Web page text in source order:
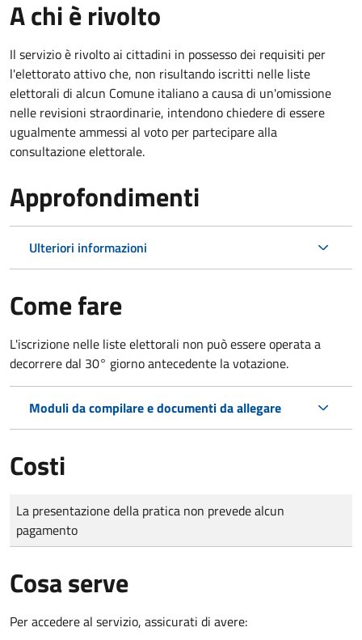
A chi è rivolto
Il servizio è rivolto ai cittadini in possesso dei requisiti per
l'elettorato attivo che, non risultando iscritti nelle liste
elettorali di alcun Comune italiano a causa di un'omissione
nelle revisioni straordinarie, intendono chiedere di essere
ugualmente ammessi al voto per partecipare alla
consultazione elettorale.
Approfondimenti
Ulteriori informazioni
Come fare
L'iscrizione nelle liste elettorali non può essere operata a
decorrere dal 30° giorno antecedente la votazione.
Moduli da compilare e documenti da allegare
Costi
Tipo di pagamento
Importo
La presentazione della pratica non prevede alcun
pagamento
Cosa serve
Per accedere al servizio, assicurati di avere: